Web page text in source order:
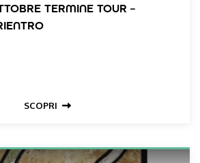
TERMINE TOUR –
SCOPRI